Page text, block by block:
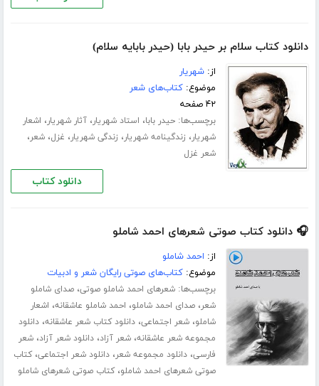
دانلود کتاب سلام بر حیدر بابا (حیدر بابایه سلام)
از:شهریار
موضوع:کتاب‌های شعر
۴۲ صفحه
برچسب‌ها:حیدر بابا، استاد شهریار،آثار شهریار، اشعار
شهریار، زندگینامه شهریار، زندگی شهریار، غزل،شعر،
شعر غزل
دانلود کتاب
🎧 دانلود کتاب صوتی شعرهای احمد شاملو
از: احمد شاملو
موضوع:کتاب‌های صوتی رایگان شعر و ادبیات
برچسب‌ها:شعرهای احمد شاملو صوتی،صدای شاملو
شعر،صدای احمد شاملو، احمد شاملو عاشقانه، اشعار
شاملو،شعر اجتماعی،دانلود کتاب شعر عاشقانه،دانلود
مجموعه شعر عاشقانه،شعر آزاد،دانلود شعر آزاد،شعر
فارسی،دانلود مجموعه شعر،دانلود شعر اجتماعی،کتاب
صوتی شعرهای احمد شاملو،کتاب صوتی شعرهای شاملو